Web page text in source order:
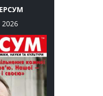
2026